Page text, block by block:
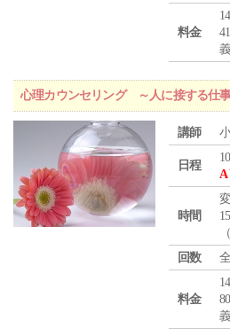
料金
心理カウンセリング ～人に接する仕
講師
日程
A
時間
回数
料金